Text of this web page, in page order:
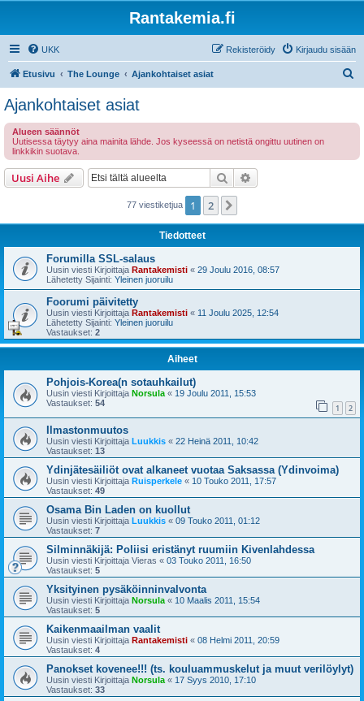
Rantakemia.fi
UKK Kirjaudu sisään
Rekisteröidy
Etusivu The Lounge Ajankohtaiset asiat
Ajankohtaiset asiat
Alueen säännöt
Uutisessa täytyy aina mainita lähde. Jos kyseessä on netistä ongittu uutinen on
linkkikin suotava.
Uusi Aihe Etsi
77 viestiketjua 1 2
Tiedotteet
Forumilla SSL-salaus
Uusin viesti Kirjoittaja Rantakemisti « 29 Joulu 2016, 08:57
Lähetetty Sijainti: Yleinen juoruilu
Foorumi päivitetty
Uusin viesti Kirjoittaja Rantakemisti « 11 Joulu 2025, 12:54
Lähetetty Sijainti: Yleinen juoruilu
Vastaukset: 2
Aiheet
Pohjois-Korea(n sotauhkailut)
Uusin viesti Kirjoittaja Norsula « 19 Joulu 2011, 15:53
Vastaukset: 54 1 2
Ilmastonmuutos
Uusin viesti Kirjoittaja Luukkis « 22 Heinä 2011, 10:42
Vastaukset: 13
Ydinjätesäiliöt ovat alkaneet vuotaa Saksassa (Ydinvoima)
Uusin viesti Kirjoittaja Ruisperkele « 10 Touko 2011, 17:57
Vastaukset: 49
Osama Bin Laden on kuollut
Uusin viesti Kirjoittaja Luukkis « 09 Touko 2011, 01:12
Vastaukset: 7
Silminnäkijä: Poliisi eristänyt ruumiin Kivenlahdessa
Uusin viesti Kirjoittaja Vieras « 03 Touko 2011, 16:50
Vastaukset: 5
Yksityinen pysäköinninvalvonta
Uusin viesti Kirjoittaja Norsula « 10 Maalis 2011, 15:54
Vastaukset: 5
Kaikenmaailman vaalit
Uusin viesti Kirjoittaja Rantakemisti « 08 Helmi 2011, 20:59
Vastaukset: 4
Panokset kovenee!!! (ts. kouluammuskelut ja muut verilöylyt)
Uusin viesti Kirjoittaja Norsula « 17 Syys 2010, 17:10
Vastaukset: 33